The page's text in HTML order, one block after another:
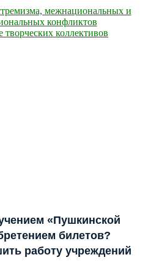
«Пушкинской
билетов?
работу учреждений